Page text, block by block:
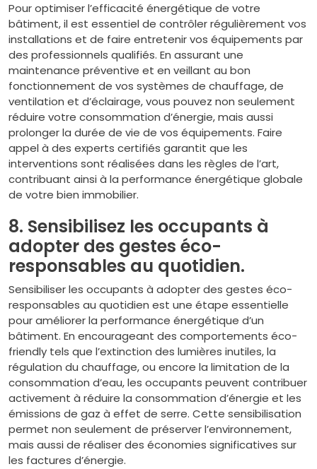
Pour optimiser l’efficacité énergétique de votre
bâtiment, il est essentiel de contrôler régulièrement vos
installations et de faire entretenir vos équipements par
des professionnels qualifiés. En assurant une
maintenance préventive et en veillant au bon
fonctionnement de vos systèmes de chauffage, de
ventilation et d’éclairage, vous pouvez non seulement
réduire votre consommation d’énergie, mais aussi
prolonger la durée de vie de vos équipements. Faire
appel à des experts certifiés garantit que les
interventions sont réalisées dans les règles de l’art,
contribuant ainsi à la performance énergétique globale
de votre bien immobilier.
8. Sensibilisez les occupants à
adopter des gestes éco-
responsables au quotidien.
Sensibiliser les occupants à adopter des gestes éco-
responsables au quotidien est une étape essentielle
pour améliorer la performance énergétique d’un
bâtiment. En encourageant des comportements éco-
friendly tels que l’extinction des lumières inutiles, la
régulation du chauffage, ou encore la limitation de la
consommation d’eau, les occupants peuvent contribuer
activement à réduire la consommation d’énergie et les
émissions de gaz à effet de serre. Cette sensibilisation
permet non seulement de préserver l’environnement,
mais aussi de réaliser des économies significatives sur
les factures d’énergie.